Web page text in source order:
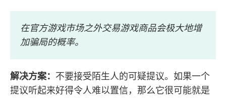
在官方游戏市场之外交易游戏商品会极大地增
加骗局的概率。
解决方案： 不要接受陌生人的可疑提议。如果一个
提议听起来好得令人难以置信，那么它很可能就是